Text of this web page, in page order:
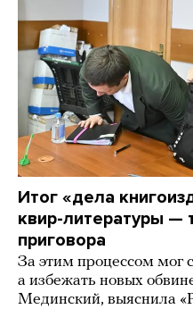
Итог «дела
квир-литературы —
приговора
За этим процессом мог
а избежать новых
Мединский, выяснила